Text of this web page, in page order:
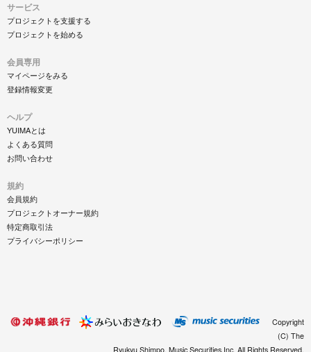
サービス
プロジェクトを支援する
プロジェクトを始める
会員専用
マイページをみる
登録情報変更
ヘルプ
YUIMAとは
よくある質問
お問い合わせ
規約
会員規約
プロジェクトオーナー規約
特定商取引法
プライバシーポリシー
Copyright
(C) The
Ryukyu Shimpo, Music Securities,Inc. All Rights Reserved.